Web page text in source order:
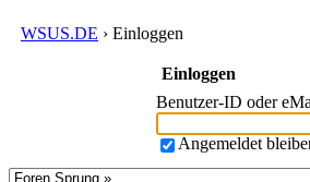
WSUS.DE › Einloggen
Einloggen
Benutzer-ID oder
Angemeldet